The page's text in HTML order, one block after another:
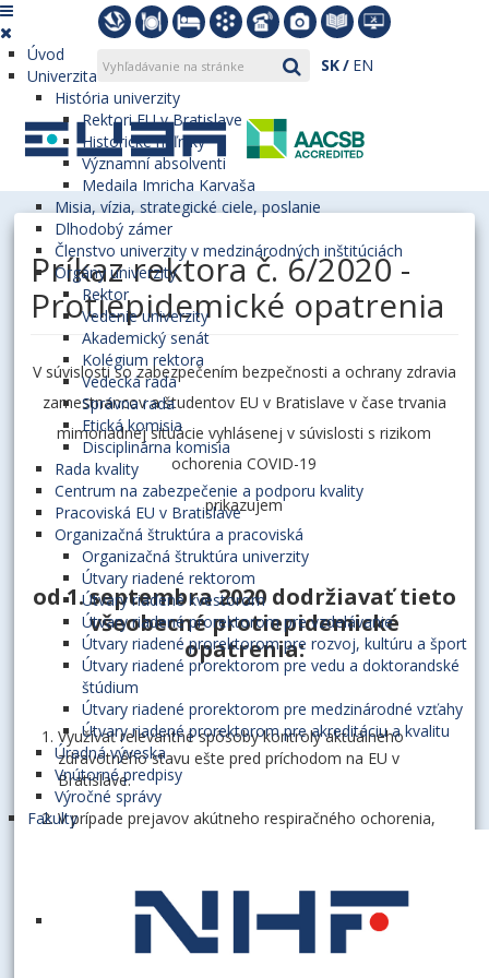
SK EN
Úvod
Univerzita
História univerzity
Rektori EU v Bratislave
Historické míľniky
Významní absolventi
Medaila Imricha Karvaša
Misia, vízia, strategické ciele, poslanie
Dlhodobý zámer
Členstvo univerzity v medzinárodných inštitúciách
Orgány univerzity
Rektor
Vedenie univerzity
Akademický senát
Kolégium rektora
Vedecká rada
Správna rada
Etická komisia
Disciplinárna komisia
Rada kvality
Centrum na zabezpečenie a podporu kvality
Pracoviská EU v Bratislave
Organizačná štruktúra a pracoviská
Organizačná štruktúra univerzity
Útvary riadené rektorom
Útvary riadené kvestorom
Útvary riadené prorektorom pre vzdelávanie
Útvary riadené prorektorom pre rozvoj, kultúru a šport
Útvary riadené prorektorom pre vedu a doktorandské
štúdium
Útvary riadené prorektorom pre medzinárodné vzťahy
Útvary riadené prorektorom pre akreditáciu a kvalitu
Úradná výveska
Vnútorné predpisy
Výročné správy
Fakulty
Príkaz rektora č. 6/2020 -
Protiepidemické opatrenia
V súvislosti so zabezpečením bezpečnosti a ochrany zdravia
zamestnancov a študentov EU v Bratislave v čase trvania
mimoriadnej situácie vyhlásenej v súvislosti s rizikom
ochorenia COVID-19
prikazujem
od 1. septembra 2020 dodržiavať tieto
všeobecné protiepidemické
opatrenia:
Využívať relevantné spôsoby kontroly aktuálneho
zdravotného stavu ešte pred príchodom na EU v
Bratislave.
V prípade prejavov akútneho respiračného ochorenia,
do priestorov EU v Bratislave, vrátane študentských
domovov (u zamestnanca – oznámiť túto skutočnosť
zamestnávateľovi, u študenta – oznámiť túto